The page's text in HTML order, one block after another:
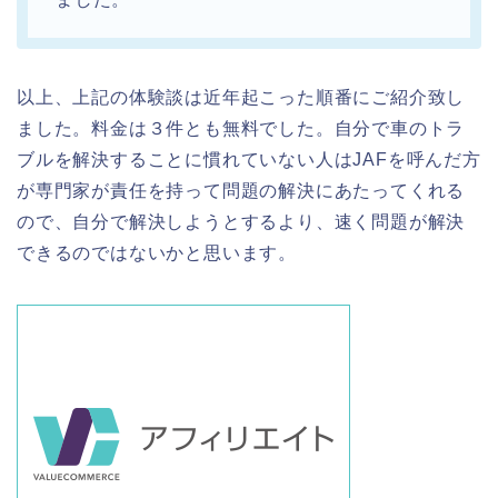
以上、上記の体験談は近年起こった順番にご紹介致し
ました。料金は３件とも無料でした。自分で車のトラ
ブルを解決することに慣れていない人はJAFを呼んだ方
が専門家が責任を持って問題の解決にあたってくれる
ので、自分で解決しようとするより、速く問題が解決
できるのではないかと思います。